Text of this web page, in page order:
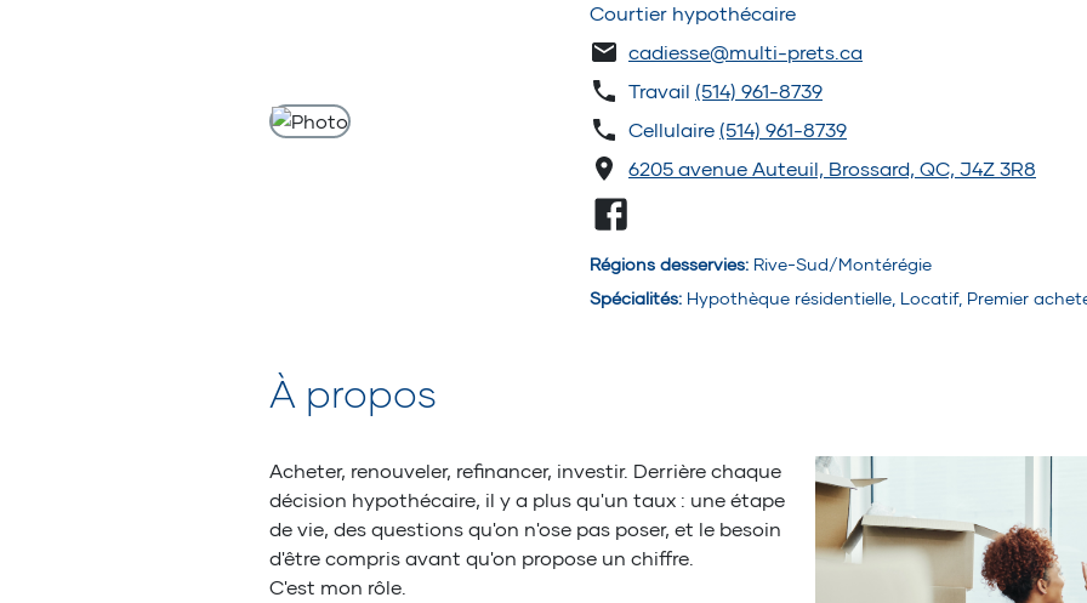
Courtier hypothécaire
cadiesse@multi-prets.ca
Travail (514) 961-8739
Cellulaire (514) 961-8739
6205 avenue Auteuil, Brossard, QC, J4Z 3R8
Régions desservies: Rive-Sud/Montérégie
Spécialités: Hypothèque résidentielle, Locatif, Premier
À propos
Acheter, renouveler, refinancer, investir. Derrière chaque
décision hypothécaire, il y a plus qu'un taux : une étape
de vie, des questions qu'on n'ose pas poser, et le besoin
d'être compris avant qu'on propose un chiffre.
C'est mon rôle.